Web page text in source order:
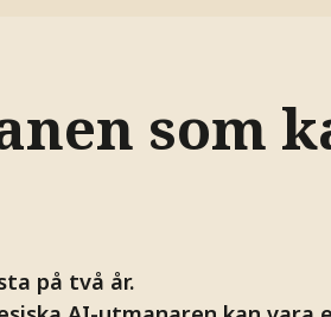
som
på två år.